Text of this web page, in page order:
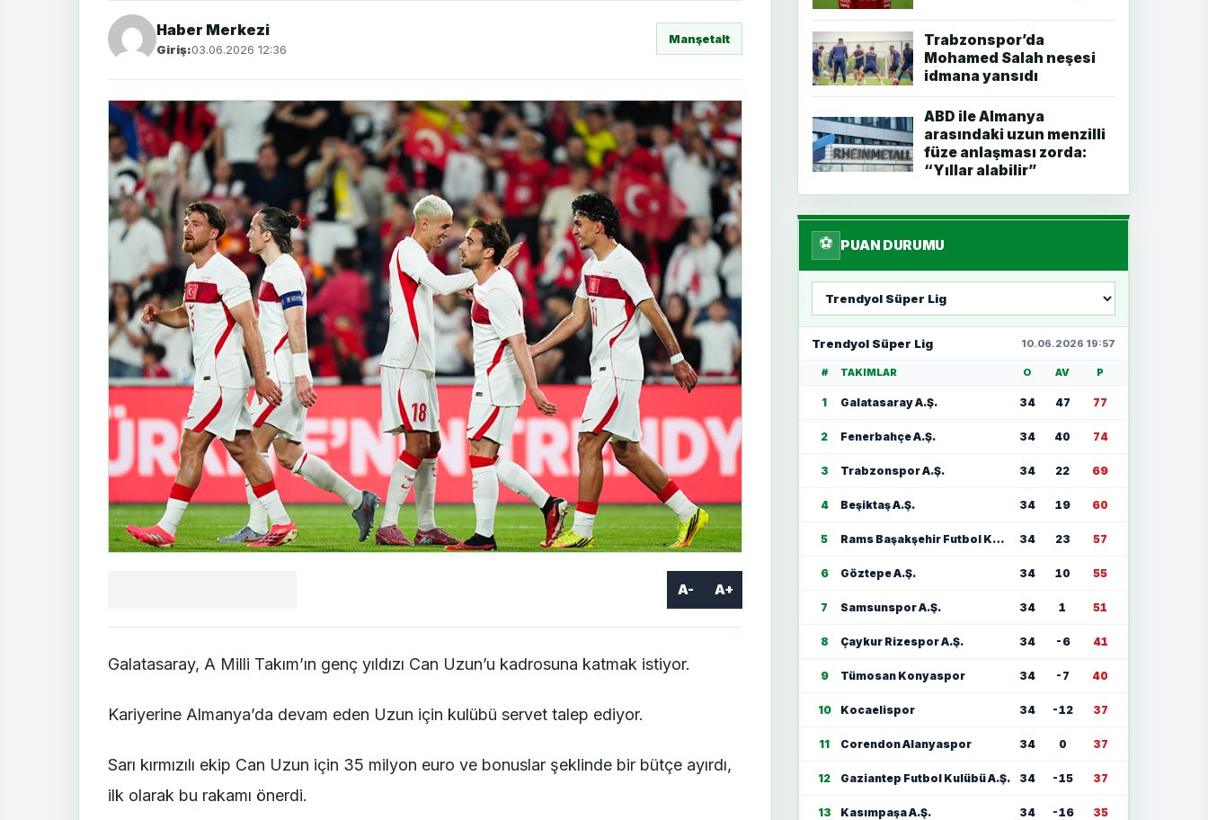
Haber Merkezi
Giriş:03.06.2026 12:36
Manşetalt
A- A+
Galatasaray, A Milli Takım’ın genç yıldızı Can Uzun’u kadrosuna katmak istiyor.
Kariyerine Almanya’da devam eden Uzun için kulübü servet talep ediyor.
Sarı kırmızılı ekip Can Uzun için 35 milyon euro ve bonuslar şeklinde bir bütçe ayırdı,
ilk olarak bu rakamı önerdi.
Trabzonspor’da
Mohamed Salah neşesi
idmana yansıdı
ABD ile Almanya
arasındaki uzun menzilli
füze anlaşması zorda:
“Yıllar alabilir”
⚽ PUAN DURUMU
seç
Trendyol Süper Lig 10.06.2026 19:57
# TAKIMLAR O AV P
1 Galatasaray A.Ş. 34 47 77
2 Fenerbahçe A.Ş. 34 40 74
3 Trabzonspor A.Ş. 34 22 69
4 Beşiktaş A.Ş. 34 19 60
5 Rams Başakşehir Futbol Kulübü 34 23 57
6 Göztepe A.Ş. 34 10 55
7 Samsunspor A.Ş. 34 1 51
8 Çaykur Rizespor A.Ş. 34 -6 41
9 Tümosan Konyaspor 34 -7 40
10 Kocaelispor 34 -12 37
11 Corendon Alanyaspor 34 0 37
12 Gaziantep Futbol Kulübü A.Ş. 34 -15 37
13 Kasımpaşa A.Ş. 34 -16 35